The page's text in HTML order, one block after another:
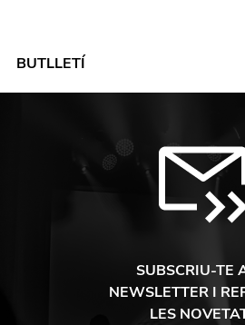
BUTLLETÍ
SUBSCRIU-TE
NEWSLETTER I
LES